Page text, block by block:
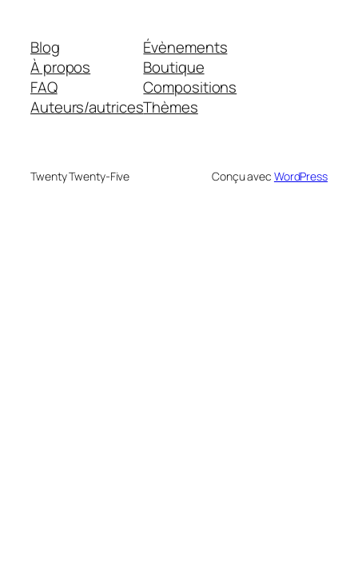
Blog
À propos
FAQ
Auteurs/autrices
Évènements
Boutique
Compositions
Thèmes
Twenty Twenty-Five Conçu avec WordPress